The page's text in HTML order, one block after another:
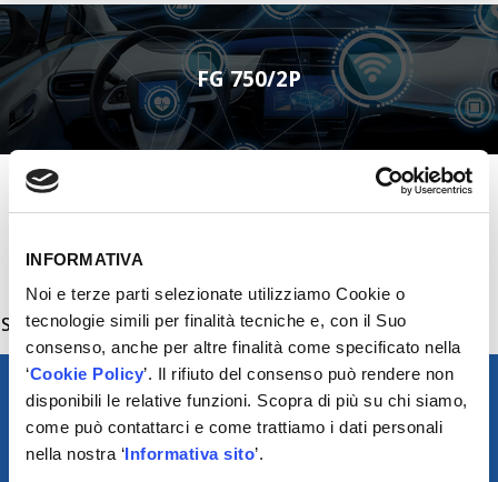
INFORMATIVA
Noi e terze parti selezionate utilizziamo Cookie o
tecnologie simili per finalità tecniche e, con il Suo
consenso, anche per altre finalità come specificato nella
‘Cookie Policy’. Il rifiuto del consenso può rendere non
disponibili le relative funzioni. Scopra di più su chi siamo,
come può contattarci e come trattiamo i dati personali
nella nostra ‘Informativa sito’.
FG 750/2P
Smonta ammortizzatori dotato di 2 pistoni.